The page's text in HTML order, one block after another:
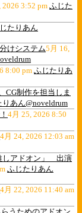
2026 3:52 pmふじた
たりあん
けシステム5月 16,
8:00 pm ふじたりあ
CG制作を担当しま
りあん@noveldrum
4月 25, 2026 8:50
4月 24, 2026 12:03 am
しアドオン」 出演
ふじたりあん
4月 22, 2026 11:40 am